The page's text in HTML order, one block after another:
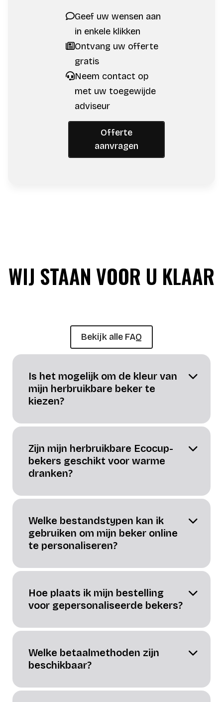
Geef uw wensen aan
in enkele klikken
Ontvang uw offerte
gratis
Neem contact op
met uw toegewijde
adviseur
Offerte
aanvragen
WIJ STAAN VOOR U KLAAR
Bekijk alle FAQ
Is het mogelijk om de kleur van
mijn herbruikbare beker te
kiezen?
Zijn mijn herbruikbare Ecocup-
bekers geschikt voor warme
dranken?
Welke bestandstypen kan ik
gebruiken om mijn beker online
te personaliseren?
Hoe plaats ik mijn bestelling
voor gepersonaliseerde bekers?
Welke betaalmethoden zijn
beschikbaar?